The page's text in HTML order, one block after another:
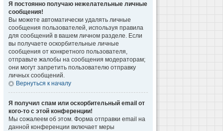
Я постоянно получаю нежелательные личные
сообщения!
Вы можете автоматически удалять личные
сообщения пользователей, используя правила
для сообщений в вашем личном разделе. Если
вы получаете оскорбительные личные
сообщения от конкретного пользователя,
отправьте жалобы на сообщения модераторам;
они могут запретить пользователю отправку
личных сообщений.
Вернуться к началу
Я получил спам или оскорбительный email от
кого-то с этой конференции!
Мы сожалеем об этом. Форма отправки email на
данной конференции включает меры